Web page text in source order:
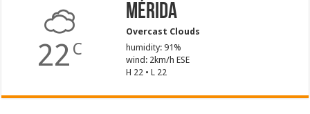
22 C
Mérida
Overcast Clouds
humidity: 91%
wind: 2km/h ESE
H 22 • L 22